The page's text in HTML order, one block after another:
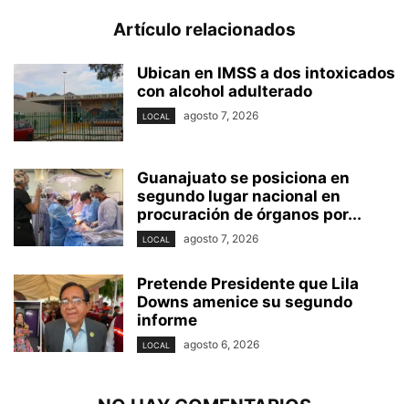
Artículo relacionados
Ubican en IMSS a dos intoxicados
con alcohol adulterado
LOCAL agosto 7, 2026
Guanajuato se posiciona en
segundo lugar nacional en
procuración de órganos por...
LOCAL agosto 7, 2026
Pretende Presidente que Lila
Downs amenice su segundo
informe
LOCAL agosto 6, 2026